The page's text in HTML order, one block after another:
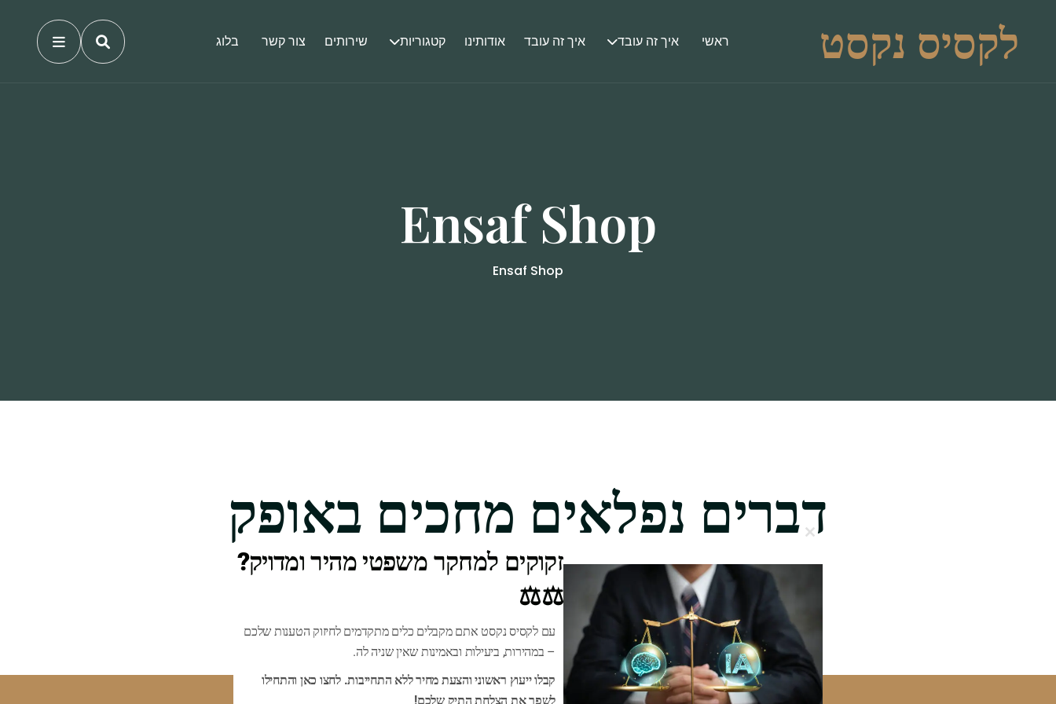
לקסיס נקסט ראשי איך זה עובד איך זה עובד אודותינו קטגוריות שירותים צור קשר בלוג
Ensaf Shop
Ensaf Shop
דברים נפלאים מחכים באופק
משהו מתבשל! אנחנו עובדים על החנות שלנו, והיא תושק בקרוב!
this
module
זקוקים למחקר משפטי מהיר ומדויק?
⚖️⚖️
עם לקסיס נקסט אתם מקבלים כלים מתקדמים לחיזוק הטענות שלכם
– במהירות, ביעילות ובאמינות שאין שניה לה.
קבלו ייעוץ ראשוני והצעת מחיר ללא התחייבות. לחצו כאן והתחילו
לשפר את הצלחת התיק שלכם!